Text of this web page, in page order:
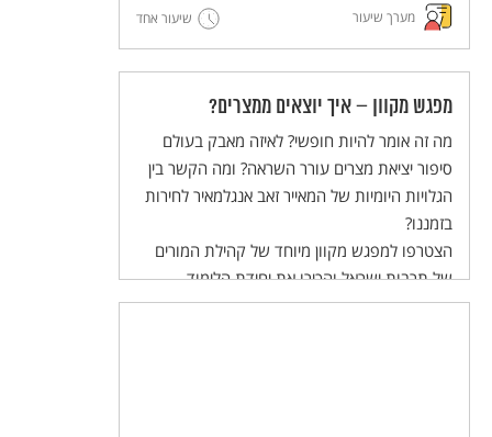
מערך שיעור שיעור אחד
מפגש מקוון – איך יוצאים ממצרים?
מה זה אומר להיות חופשי? לאיזה מאבק בעולם
סיפור יציאת מצרים עורר השראה? ומה הקשר בין
הגלויות היומיות של המאייר זאב אנגלמאיר לחירות
בזמננו?
הצטרפו למפגש מקוון מיוחד של קהילת המורים
של תרבות ישראל והכירו את יחידת הלימוד
להוראה בכיתה, המשלבת הסכת שהופקה במיוחד